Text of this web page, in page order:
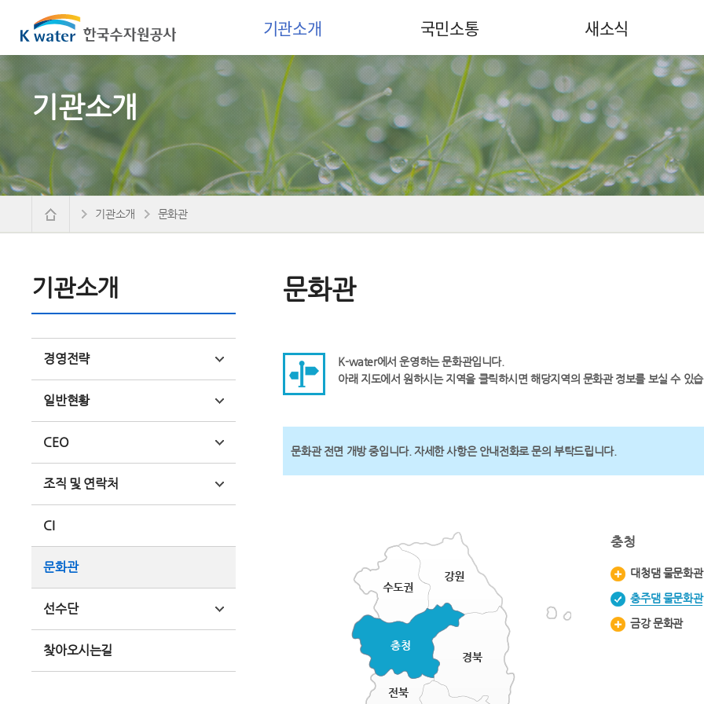
기관소개 국민소통 새소식
기관소개
기관소개
경영전략
일반현황
CEO
조직 및 연락처
CI
문화관
선수단
찾아오시는길
기관소개 문화관
문화관
K-water에서 운영하는 문화관입니다.
아래 지도에서 원하시는 지역을 클릭하시면 해당지역의 문화관 정보를 보실 수 있
문화관 전면 개방 중입니다. 자세한 사항은 안내전화로 문의 부탁드립니다.
충청
대청댐 물문화관
충주댐 물문화관
금강 문화관